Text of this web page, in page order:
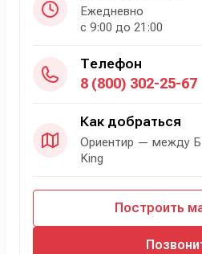
Ежедневно
с 9:00 до 21:00
Телефон
8 (800) 302-25-67
Как добраться
Ориентир — между
King
Построить